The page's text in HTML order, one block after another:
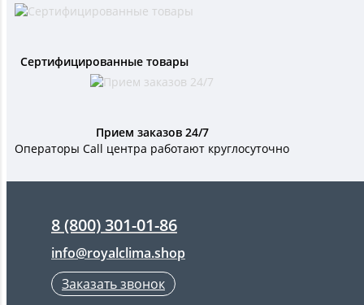
Сертифицированные товары
Прием заказов 24/7
Операторы Call центра работают круглосуточно
8 (800) 301-01-86
info@royalclima.shop
Заказать звонок